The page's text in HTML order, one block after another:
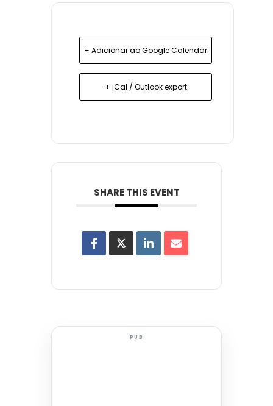
+ Adicionar ao Google Calendar
+ iCal / Outlook export
SHARE THIS EVENT
PUB